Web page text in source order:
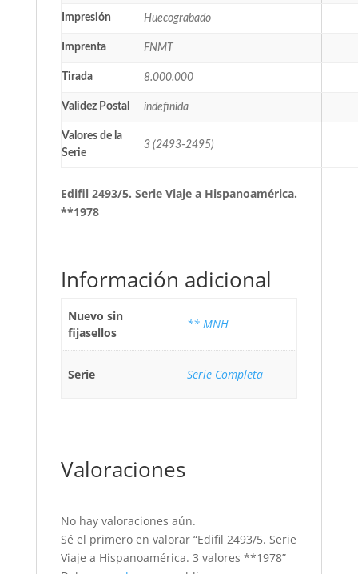
Impresión Huecograbado
Imprenta FNMT
Tirada 8.000.000
Validez Postal indefinida
Valores de la
Serie
3 (2493-2495)
Edifil 2493/5. Serie Viaje a Hispanoamérica.
**1978
Información adicional
Nuevo sin
fijasellos
** MNH
Serie Serie Completa
Valoraciones
No hay valoraciones aún.
Sé el primero en valorar “Edifil 2493/5. Serie
Viaje a Hispanoamérica. 3 valores **1978”